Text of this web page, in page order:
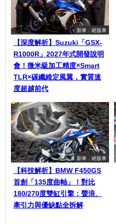
新車．絕版車
【深度解析】Suzuki「GSX-
R1000R」2027年式開發說明
會！微米級加工精度×Smart
TLR×碳纖維定風翼，實質速
度超越前代
新車．絕版車
【科技解析】BMW F450GS
首創「135度曲軸」！對比
180/270度雙缸引擎：聲浪、
牽引力與優缺點全拆解